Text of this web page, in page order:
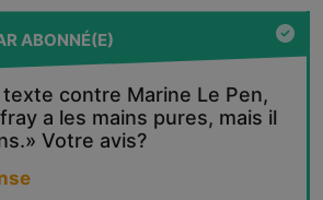
ABONNÉ(E)
contre Marine Le Pen,
a les mains pures, mais il
Votre avis?